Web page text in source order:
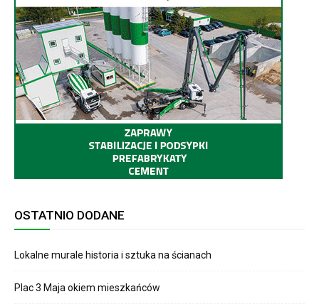
OSTATNIO DODANE
Lokalne murale historia i sztuka na ścianach
Plac 3 Maja okiem mieszkańców